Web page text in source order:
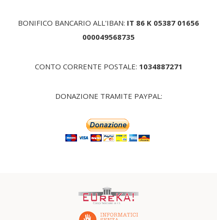
BONIFICO BANCARIO ALL'IBAN: IT 86 K 05387 01656
000049568735
CONTO CORRENTE POSTALE: 1034887271
DONAZIONE TRAMITE PAYPAL: